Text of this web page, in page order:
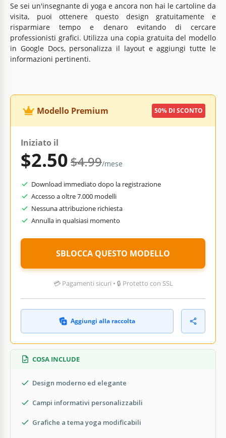
Se sei un'insegnante di yoga e ancora non hai le cartoline da
visita, puoi ottenere questo design gratuitamente e
risparmiare tempo e denaro evitando di cercare
professionisti grafici. Utilizza una copia gratuita del modello
in Google Docs, personalizza il layout e aggiungi tutte le
informazioni pertinenti.
Modello Premium 50% DI SCONTO
Iniziato il
$2.50$4.99/mese
Download immediato dopo la registrazione
Accesso a oltre 7.000 modelli
Nessuna attribuzione richiesta
Annulla in qualsiasi momento
SBLOCCA QUESTO MODELLO
💳 Pagamenti sicuri • 🔒 Protetto con SSL
Aggiungi alla raccolta
COSA INCLUDE
Design moderno ed elegante
Campi informativi personalizzabili
Grafiche a tema yoga modificabili